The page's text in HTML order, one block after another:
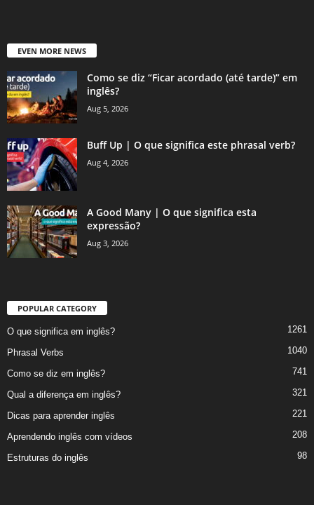
EVEN MORE NEWS
Como se diz “Ficar acordado (até tarde)” em
inglês?
Aug 5, 2026
Buff Up | O que significa este phrasal verb?
Aug 4, 2026
A Good Many | O que significa esta
expressão?
Aug 3, 2026
POPULAR CATEGORY
O que significa em inglês? 1261
Phrasal Verbs 1040
Como se diz em inglês? 741
Qual a diferença em inglês? 321
Dicas para aprender inglês 221
Aprendendo inglês com vídeos 208
Estruturas do inglês 98